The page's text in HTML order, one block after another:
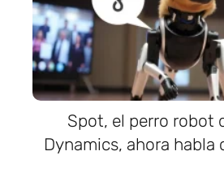
Spot, el perro robot
Dynamics, ahora habla